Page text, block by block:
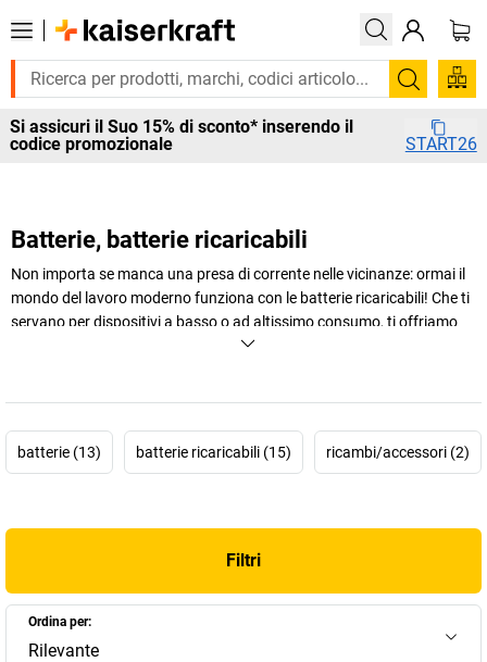
Cerca
Si assicuri il Suo 15% di sconto* inserendo il
codice promozionale
START26
Batterie, batterie ricaricabili
Non importa se manca una presa di corrente nelle vicinanze: ormai il
mondo del lavoro moderno funziona con le batterie ricaricabili! Che ti
servano per dispositivi a basso o ad altissimo consumo, ti offriamo
tutto il necessario, comprese batterie AA o batterie ricaricabili agli ioni
+Visualizza di più
batterie (13)
batterie ricaricabili (15) ricambi/accessori (2)
Filtri
Ordina per:
Rilevante